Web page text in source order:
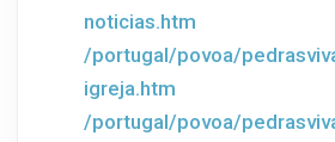
noticias.htm
/portugal/povoa/
igreja.htm
/portugal/povoa/